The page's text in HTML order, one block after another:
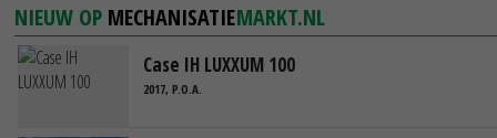
NIEUW OP MECHANISATIEMARKT.NL
Case IH LUXXUM 100
2017, P.O.A.